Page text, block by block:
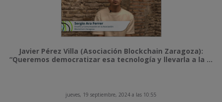
Javier Pérez Villa (Asociación Blockchain Zaragoza):
“Queremos democratizar esa tecnología y llevarla a la ...
jueves, 19 septiembre, 2024 a las 10:55